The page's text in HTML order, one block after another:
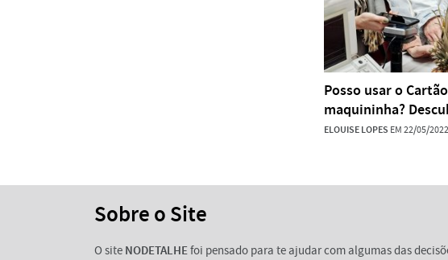
Posso usar o
maquininha?
ELOUISE LOPES EM 22/05/
Sobre o Site
O site NODETALHEfoi pensado para te ajudar com algumas das